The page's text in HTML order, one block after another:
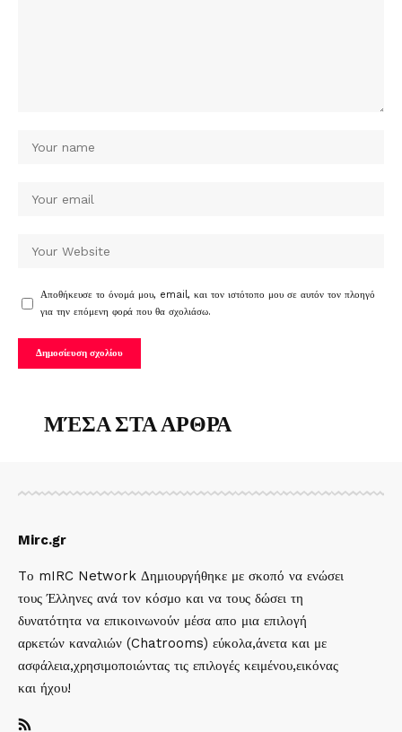
Αποθήκευσε το όνομά μου, email, και τον ιστότοπο μου σε αυτόν τον πλοηγό
για την επόμενη φορά που θα σχολιάσω.
ΜΈΣΑ ΣΤΑ ΑΡΘΡΑ
Mirc.gr
Tο mIRC Network Δημιουργήθηκε με σκοπό να ενώσει
τους Έλληνες ανά τον κόσμο και να τους δώσει τη
δυνατότητα να επικοινωνούν μέσα απο μια επιλογή
αρκετών καναλιών (Chatrooms) εύκολα,άνετα και με
ασφάλεια,χρησιμοποιώντας τις επιλογές κειμένου,εικόνας
και ήχου!